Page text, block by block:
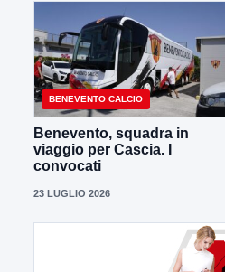
BENEVENTO CALCIO
Benevento, squadra in
viaggio per Cascia. I
convocati
23 LUGLIO 2026